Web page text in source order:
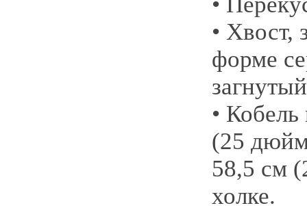
• Хвост,
форме
загнутый
•
(25
58,5 см
холке.